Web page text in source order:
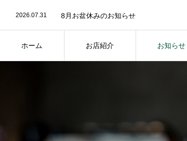
ホーム
お店紹介
お知らせ
2026.07.31 8月お盆休みのお知らせ
2026.05.31 神戸っ子（KOBECCO）掲載と6月休業